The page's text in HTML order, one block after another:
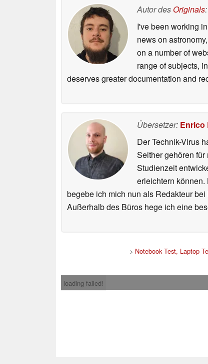
Autor des Originals:
I've been working
news on
on a number of
range of subjects,
deserves greater documentation and
Übersetzer: Enrico
Der Technik-Virus
Seither gehören
Studienzeit
erleichtern
begebe ich mich nun als Redakteur
Außerhalb des Büros hege ich eine
> Notebook Test, Laptop
loading failed!